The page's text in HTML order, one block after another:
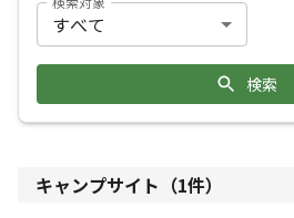
検索
キャンプサイト（1件）